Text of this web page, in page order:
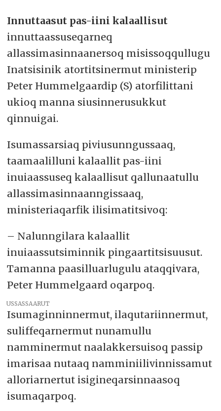
Innuttaasut pas-iini kalaallisut
innuttaassuseqarneq
allassimasinnaanersoq misissoqqullugu
Inatsisinik atortitsinermut ministerip
Peter Hummelgaardip (S) atorfilittani
ukioq manna siusinnerusukkut
qinnuigai.
Isumassarsiaq piviusunngussaaq,
taamaalilluni kalaallit pas-iini
inuiaassuseq kalaallisut qallunaatullu
allassimasinnaanngissaaq,
ministeriaqarfik ilisimatitsivoq:
– Nalunngilara kalaallit
inuiaassutsiminnik pingaartitsisuusut.
Tamanna paasilluarlugulu ataqqivara,
Peter Hummelgaard oqarpoq.
USSASSAARUT
Isumaginninnermut, ilaqutariinnermut,
suliffeqarnermut nunamullu
namminermut naalakkersuisoq passip
imarisaa nutaaq namminiilivinnissamut
alloriarnertut isigineqarsinnaasoq
isumaqarpoq.